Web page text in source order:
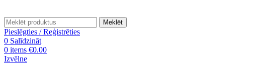
Meklēt
Pieslēgties / Reģistrēties
0 Salīdzināt
0 items €0.00
Izvēlne